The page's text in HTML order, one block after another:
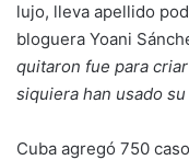
lujo, lleva apellido
bloguera Yoani
quitaron fue para
siquiera han usado
Cuba agregó 750